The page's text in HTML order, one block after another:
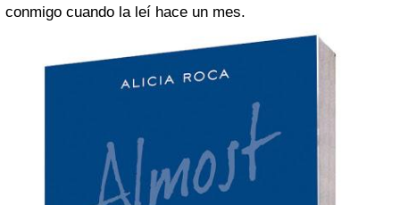
conmigo cuando la leí hace un mes.